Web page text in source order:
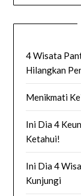
4 Wisata
Hilangkan
Menikmati
Ini Dia 4
Ketahui!
Ini Dia 4
Kunjungi